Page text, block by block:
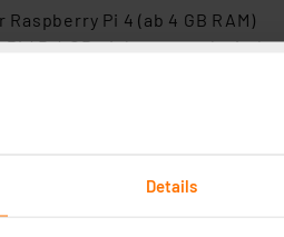
Details
Pi 4 (ab 4 GB RAM)
4B 4 GB einbauen und mit
Plattform,
einsetzbare Powerbank
und